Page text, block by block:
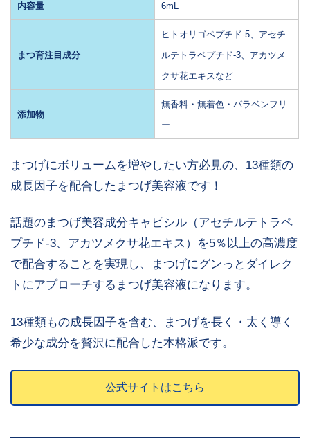
内容量 6mL
まつ育注目成分
ヒトオリゴペプチド-5、アセチ
ルテトラペプチド-3、アカツメ
クサ花エキスなど
添加物
無香料・無着色・パラベンフリ
ー
まつげにボリュームを増やしたい方必見の、13種類の
成長因子を配合したまつげ美容液です！
話題のまつげ美容成分キャピシル（アセチルテトラペ
プチド-3、アカツメクサ花エキス ）を5％以上の高濃度
で配合することを実現し、まつげにグンっとダイレク
トにアプローチするまつげ美容液になります。
13種類もの成長因子を含む、まつげを長く・太く導く
希少な成分を贅沢に配合した本格派です。
公式サイトはこちら